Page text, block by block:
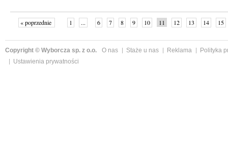
« poprzednie 1 ... 6 7 8 9 10 11 12 13 14 15
Copyright © Wyborcza sp. z o.o. O nas Staże u nas Reklama
Polityka
Ustawienia prywatności